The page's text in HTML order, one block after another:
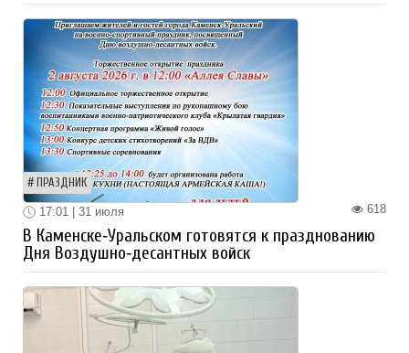
ПРАЗДНИК
618
17:01 | 31 июля
В Каменске‑Уральском готовятся к празднованию
Дня Воздушно‑десантных войск